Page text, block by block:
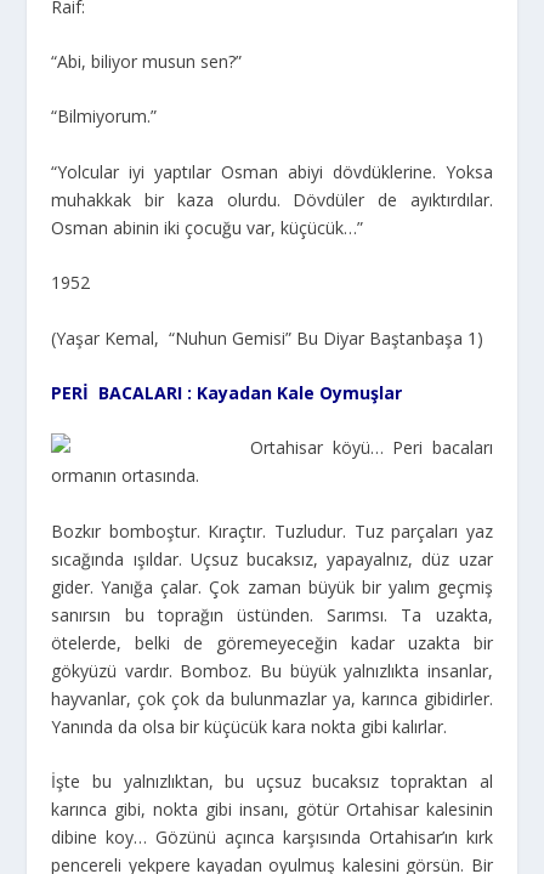
Raif:
“Abi, biliyor musun sen?”
“Bilmiyorum.”
“Yolcular iyi yaptılar Osman abiyi dövdüklerine. Yoksa
muhakkak bir kaza olurdu. Dövdüler de ayıktırdılar.
Osman abinin iki çocuğu var, küçücük…”
1952
(Yaşar Kemal, “Nuhun Gemisi” Bu Diyar Baştanbaşa 1)
PERİ BACALARI : Kayadan Kale Oymuşlar
Ortahisar köyü… Peri bacaları
ormanın ortasında.
Bozkır bomboştur. Kıraçtır. Tuzludur. Tuz parçaları yaz
sıcağında ışıldar. Uçsuz bucaksız, yapayalnız, düz uzar
gider. Yanığa çalar. Çok zaman büyük bir yalım geçmiş
sanırsın bu toprağın üstünden. Sarımsı. Ta uzakta,
ötelerde, belki de göremeyeceğin kadar uzakta bir
gökyüzü vardır. Bomboz. Bu büyük yalnızlıkta insanlar,
hayvanlar, çok çok da bulunmazlar ya, karınca gibidirler.
Yanında da olsa bir küçücük kara nokta gibi kalırlar.
İşte bu yalnızlıktan, bu uçsuz bucaksız topraktan al
karınca gibi, nokta gibi insanı, götür Ortahisar kalesinin
dibine koy… Gözünü açınca karşısında Ortahisar’ın kırk
pencereli yekpere kayadan oyulmuş kalesini görsün. Bir